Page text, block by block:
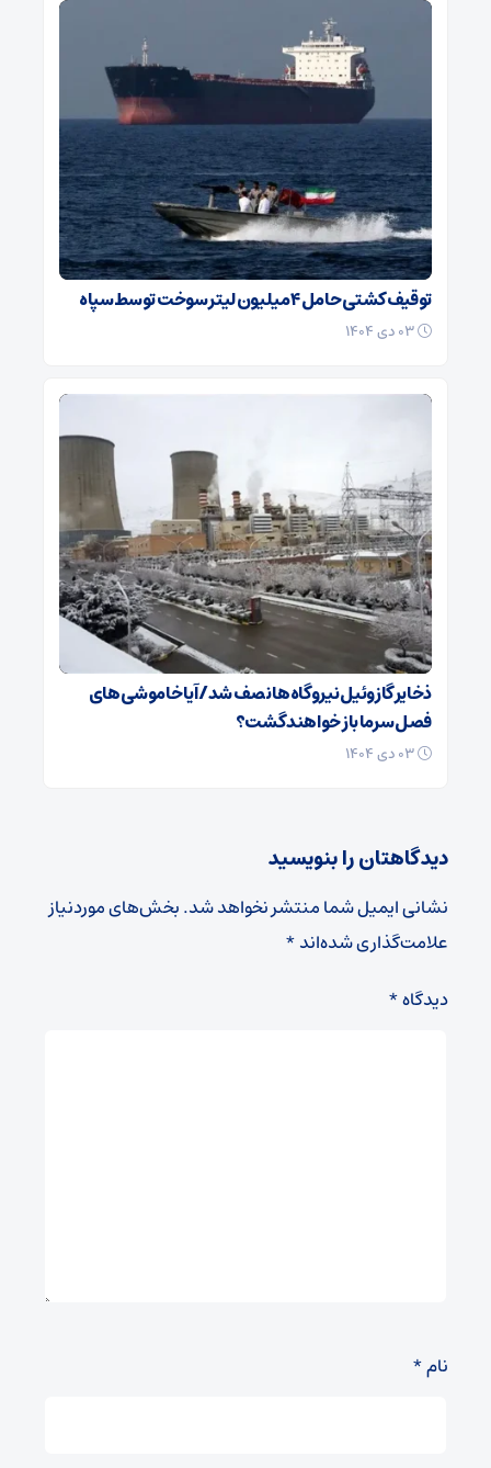
توقیف کشتی حامل ۴ میلیون لیتر سوخت توسط سپاه
ذخایر گازوئیل نیروگاه‌ها نصف شد/ آیا خاموشی های
فصل سرما باز خواهند گشت؟
دیدگاهتان را بنویسید
نشانی ایمیل شما منتشر نخواهد شد.بخش‌های موردنیاز
علامت‌گذاری شده‌اند*
دیدگاه*
نام*